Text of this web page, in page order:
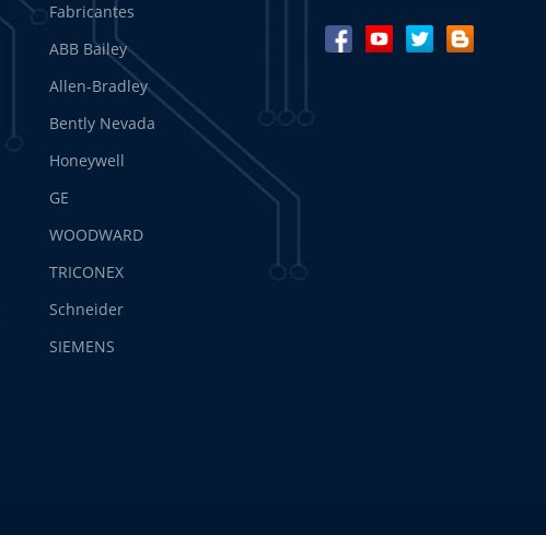
Fabricantes
ABB Bailey
Allen-Bradley
Bently Nevada
Honeywell
GE
WOODWARD
TRICONEX
Schneider
SIEMENS